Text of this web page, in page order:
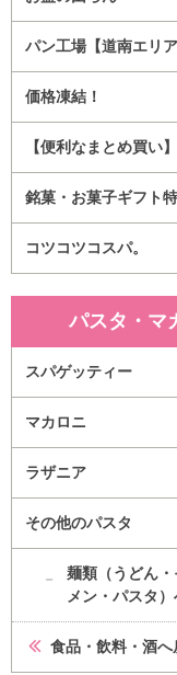
パン工場【道南エリア
価格凍結！
【便利なまとめ買い】
銘菓・お菓子ギフト
コツコツコスパ。
パスタ・マ
スパゲッティー
マカロニ
ラザニア
その他のパスタ
麺類（うどん
メン・パスタ
食品・飲料・酒へ